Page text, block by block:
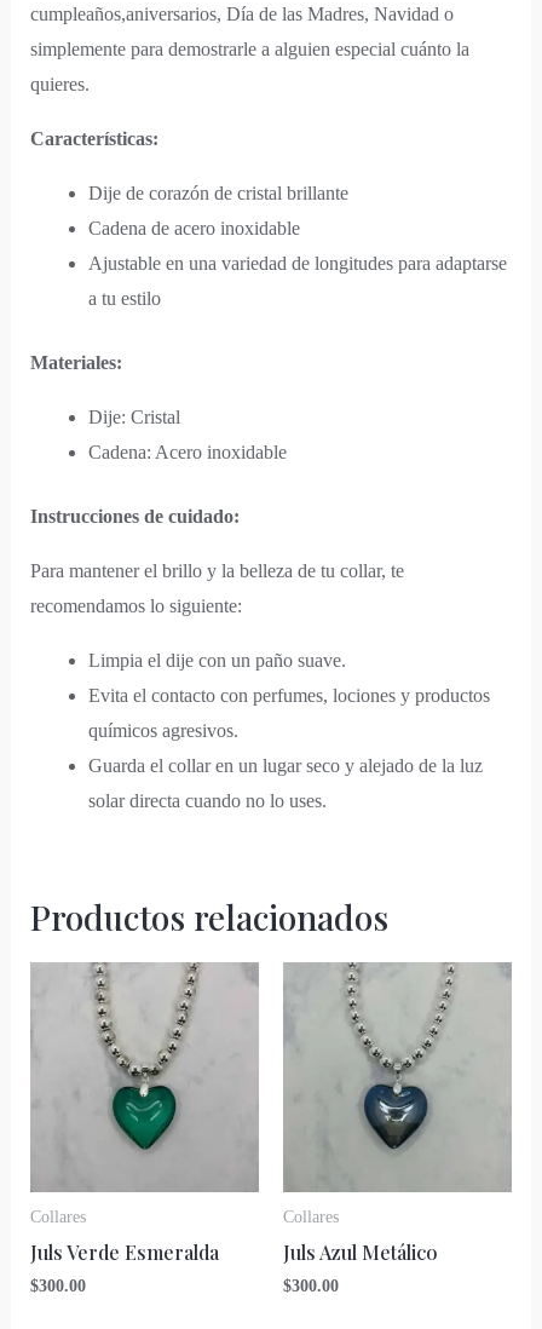
cumpleaños,aniversarios, Día de las Madres, Navidad o
simplemente para demostrarle a alguien especial cuánto la
quieres.
Características:
Dije de corazón de cristal brillante
Cadena de acero inoxidable
Ajustable en una variedad de longitudes para adaptarse
a tu estilo
Materiales:
Dije: Cristal
Cadena: Acero inoxidable
Instrucciones de cuidado:
Para mantener el brillo y la belleza de tu collar, te
recomendamos lo siguiente:
Limpia el dije con un paño suave.
Evita el contacto con perfumes, lociones y productos
químicos agresivos.
Guarda el collar en un lugar seco y alejado de la luz
solar directa cuando no lo uses.
Productos relacionados
Collares
Juls Verde Esmeralda
$300.00
Collares
Juls Azul Metálico
$300.00